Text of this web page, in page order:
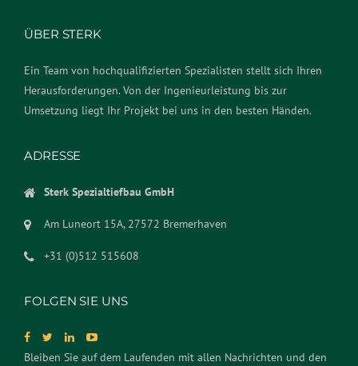
ÜBER STERK
Ein Team von hochqualifizierten Spezialisten stellt sich Ihren
Herausforderungen. Von der Ingenieurleistung bis zur
Umsetzung liegt Ihr Projekt bei uns in den besten Händen.
ADRESSE
Sterk Spezialtiefbau GmbH
Am Luneort 15A, 27572 Bremerhaven
+31 (0)512 515608
FOLGEN SIE UNS
Bleiben Sie auf dem Laufenden mit allen Nachrichten und den